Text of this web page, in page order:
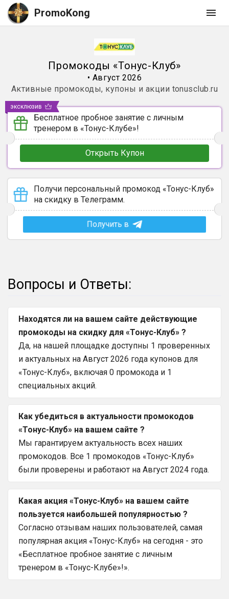
PromoKong
Промокоды «Тонус-Клуб»
• Август 2026
Активные промокоды, купоны и акции tonusclub.ru
Бесплатное пробное занятие c личным
тренером в «Тонус-Клубе»!
Открыть Купон
эксклюзив
Получи персональный промокод «Тонус-Клуб»
на скидку в Телеграмм.
Получить в
Вопросы и Ответы:
Находятся ли на вашем сайте действующие
промокоды на скидку для «Тонус-Клуб» ?
Да, на нашей площадке доступны 1 проверенных
и актуальных на Август 2026 года купонов для
«Тонус-Клуб», включая 0 промокода и 1
специальных акций.
Как убедиться в актуальности промокодов
«Тонус-Клуб» на вашем сайте ?
Мы гарантируем актуальность всех наших
промокодов. Все 1 промокодов «Тонус-Клуб»
были проверены и работают на Август 2024 года.
Какая акция «Тонус-Клуб» на вашем сайте
пользуется наибольшей популярностью ?
Согласно отзывам наших пользователей, самая
популярная акция «Тонус-Клуб» на сегодня - это
«Бесплатное пробное занятие c личным
тренером в «Тонус-Клубе»!».